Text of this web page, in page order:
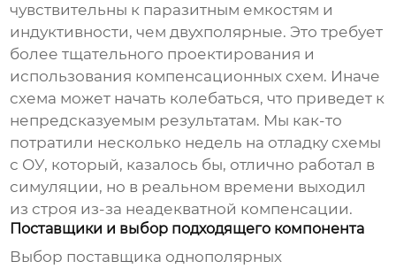
чувствительны к паразитным емкостям и
индуктивности, чем двухполярные. Это требует
более тщательного проектирования и
использования компенсационных схем. Иначе
схема может начать колебаться, что приведет к
непредсказуемым результатам. Мы как-то
потратили несколько недель на отладку схемы
с ОУ, который, казалось бы, отлично работал в
симуляции, но в реальном времени выходил
из строя из-за неадекватной компенсации.
Поставщики и выбор подходящего компонента
Выбор поставщика однополярных